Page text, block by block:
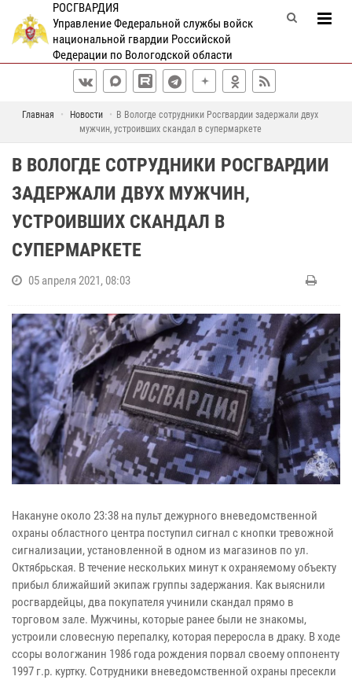
РОСГВАРДИЯ
Управление Федеральной службы войск
национальной гвардии Российской
Федерации по Вологодской области
Главная Новости
В Вологде сотрудники Росгвардии задержали двух
мужчин, устроивших скандал в супермаркете
В ВОЛОГДЕ СОТРУДНИКИ РОСГВАРДИИ
ЗАДЕРЖАЛИ ДВУХ МУЖЧИН,
УСТРОИВШИХ СКАНДАЛ В
СУПЕРМАРКЕТЕ
05 апреля 2021, 08:03
Накануне около 23:38 на пульт дежурного вневедомственной
охраны областного центра поступил сигнал с кнопки тревожной
сигнализации, установленной в одном из магазинов по ул.
Октябрьская. В течение нескольких минут к охраняемому объекту
прибыл ближайший экипаж группы задержания. Как выяснили
росгвардейцы, два покупателя учинили скандал прямо в
торговом зале. Мужчины, которые ранее были не знакомы,
устроили словесную перепалку, которая переросла в драку. В ходе
ссоры вологжанин 1986 года рождения порвал своему оппоненту
1997 г.р. куртку. Сотрудники вневедомственной охраны пресекли